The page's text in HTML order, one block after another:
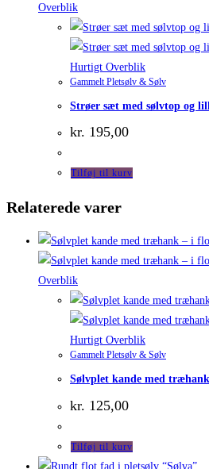
Overblik
Hurtigt Overblik
Gammelt Pletsølv & Sølv
Strøer sæt med sølvtop og
kr. 195,00
Tilføj til kurv
Relaterede varer
Overblik
Hurtigt Overblik
Gammelt Pletsølv & Sølv
Sølvplet kande med
kr. 125,00
Tilføj til kurv